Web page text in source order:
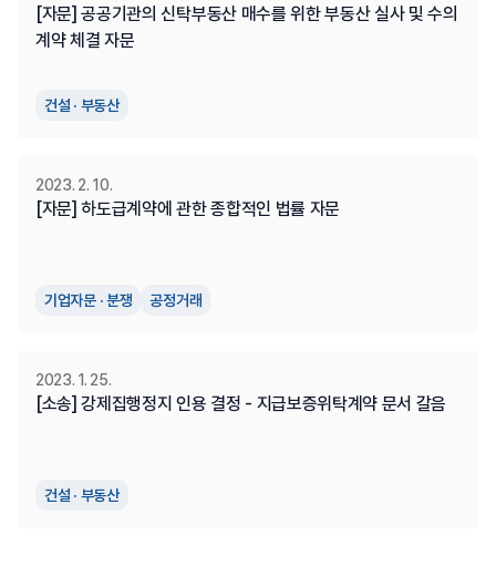
건설 · 부동산
[자문] 공공기관의 신탁부동산 매수를 위한 부동산 실사 및 수의
계약 체결 자문
기업자문 · 분쟁 공정거래
[자문] 하도급계약에 관한 종합적인 법률 자문
2023. 2. 10.
건설 · 부동산
[소송] 강제집행정지 인용 결정 - 지급보증위탁계약 문서 갈음
2023. 1. 25.